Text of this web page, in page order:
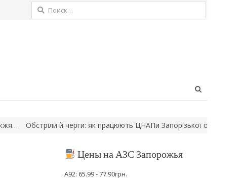
Найти:
Обстріли й черги: як працюють ЦНАПи Запорізької області під час…
Цены на АЗС Запорожья
А92: 65.99 - 77.90грн.